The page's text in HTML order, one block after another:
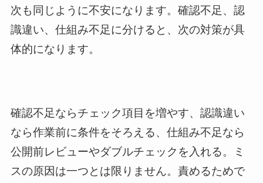
次も同じように不安になります。確認不足、認
識違い、仕組み不足に分けると、次の対策が具
体的になります。
確認不足ならチェック項目を増やす、認識違い
なら作業前に条件をそろえる、仕組み不足なら
公開前レビューやダブルチェックを入れる。ミ
スの原因は一つとは限りません。責めるためで